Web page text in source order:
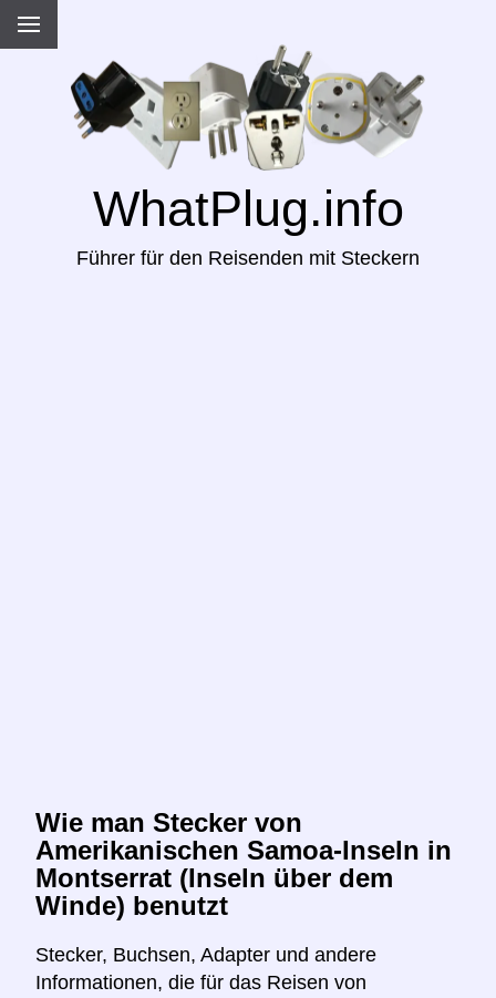
WhatPlug.info
Führer für den Reisenden mit Steckern
Wie man Stecker von
Amerikanischen Samoa-Inseln in
Montserrat (Inseln über dem
Winde) benutzt
Stecker, Buchsen, Adapter und andere
Informationen, die für das Reisen von